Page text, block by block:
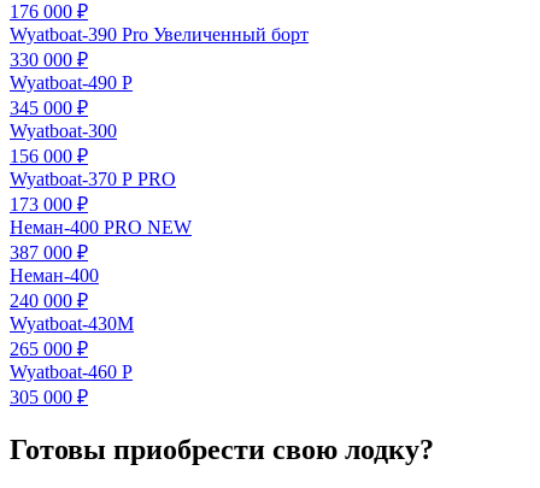
176 000 ₽
Wyatboat-390 Pro Увеличенный борт
330 000 ₽
Wyatboat-490 P
345 000 ₽
Wyatboat-300
156 000 ₽
Wyatboat-370 Р PRO
173 000 ₽
Неман-400 PRO NEW
387 000 ₽
Неман-400
240 000 ₽
Wyatboat-430М
265 000 ₽
Wyatboat-460 P
305 000 ₽
Готовы приобрести свою лодку?